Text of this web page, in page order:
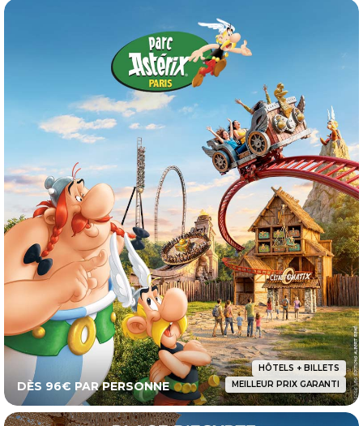
DÈS 96€ PAR PERSONNE
HÔTELS + BILLETS
MEILLEUR PRIX GARANTI